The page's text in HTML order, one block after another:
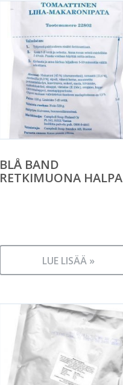
BLÅ BAND
RETKIMUONA HALPA
LUE LISÄÄ »